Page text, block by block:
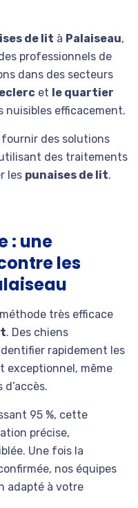
de lit à Palaiseau,
professionnels de
dans des secteurs
et le quartier
nuisibles efficacement.
fournir des solutions
des traitements
les punaises de lit.
: une
les
très efficace
. Des chiens
rapidement les
exceptionnel, même
95 %, cette
précise,
Une fois la
nos équipes
adapté à votre